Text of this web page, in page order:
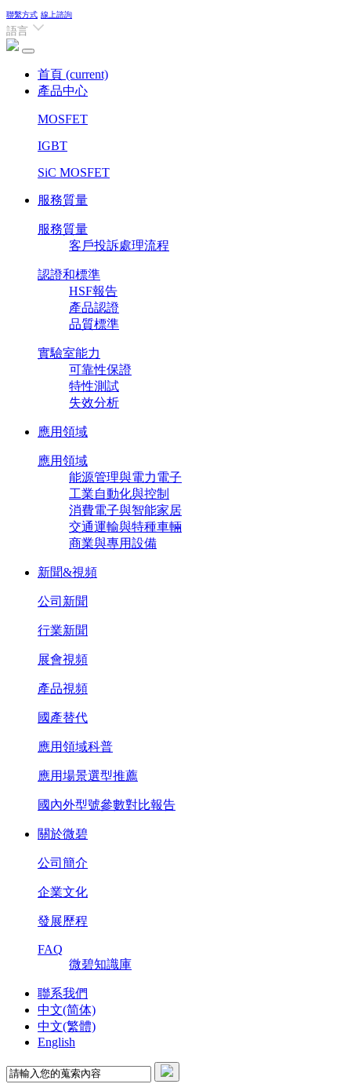
聯繫方式 線上諮詢
語言
首頁 (current)
產品中心
MOSFET
IGBT
SiC MOSFET
服務質量
服務質量
客戶投訴處理流程
認證和標準
HSF報告
產品認證
品質標準
實驗室能力
可靠性保證
特性測試
失效分析
應用領域
應用領域
能源管理與電力電子
工業自動化與控制
消費電子與智能家居
交通運輸與特種車輛
商業與專用設備
新聞&視頻
公司新聞
行業新聞
展會視頻
產品視頻
國產替代
應用領域科普
應用場景選型推薦
國內外型號參數對比報告
關於微碧
公司簡介
企業文化
發展歷程
FAQ
微碧知識庫
聯系我們
中文(简体)
中文(繁體)
English